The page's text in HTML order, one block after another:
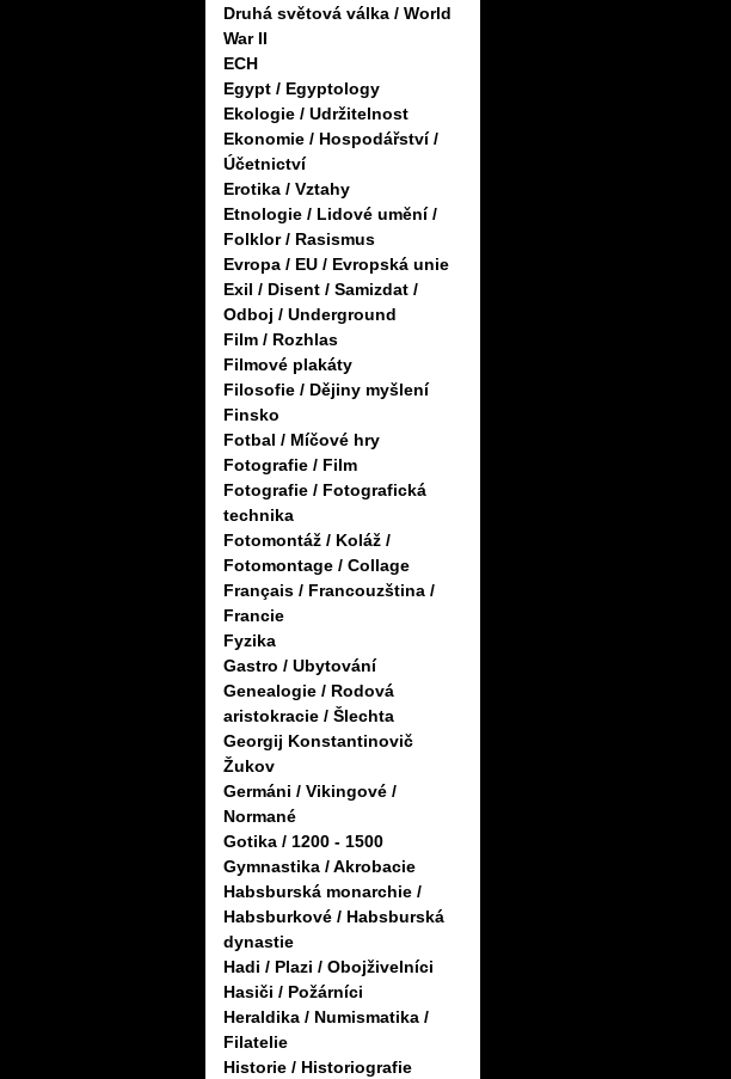
Druhá světová válka / World
War II
ECH
Egypt / Egyptology
Ekologie / Udržitelnost
Ekonomie / Hospodářství /
Účetnictví
Erotika / Vztahy
Etnologie / Lidové umění /
Folklor / Rasismus
Evropa / EU / Evropská unie
Exil / Disent / Samizdat /
Odboj / Underground
Film / Rozhlas
Filmové plakáty
Filosofie / Dějiny myšlení
Finsko
Fotbal / Míčové hry
Fotografie / Film
Fotografie / Fotografická
technika
Fotomontáž / Koláž /
Fotomontage / Collage
Français / Francouzština /
Francie
Fyzika
Gastro / Ubytování
Genealogie / Rodová
aristokracie / Šlechta
Georgij Konstantinovič
Žukov
Germáni / Vikingové /
Normané
Gotika / 1200 - 1500
Gymnastika / Akrobacie
Habsburská monarchie /
Habsburkové / Habsburská
dynastie
Hadi / Plazi / Obojživelníci
Hasiči / Požárníci
Heraldika / Numismatika /
Filatelie
Historie / Historiografie